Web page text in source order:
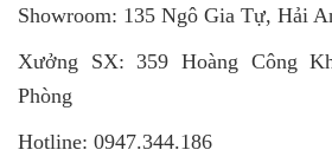
Showroom: 135 Ngô Gia Tự, Hải
Xưởng SX: 359 Hoàng Công
Phòng
Hotline: 0947.344.186